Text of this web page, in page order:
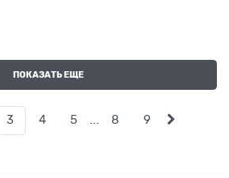
ПОКАЗАТЬ ЕЩЕ
3 4 5 8 9